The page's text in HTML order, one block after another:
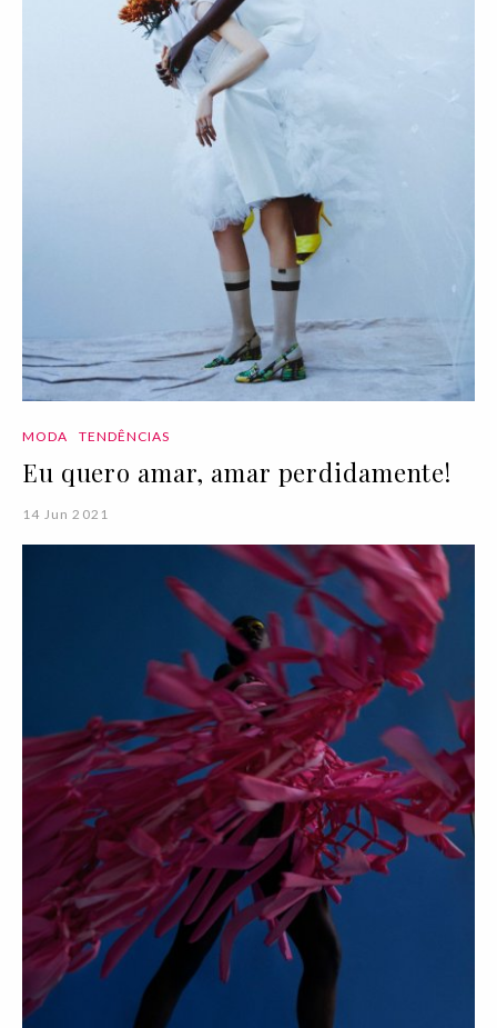
MODA TENDÊNCIAS
Eu quero amar, amar perdidamente!
14 Jun 2021